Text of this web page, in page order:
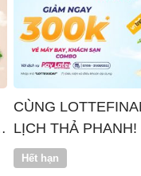
CÙNG
LỊCH THẢ PHANH!
Hết hạn